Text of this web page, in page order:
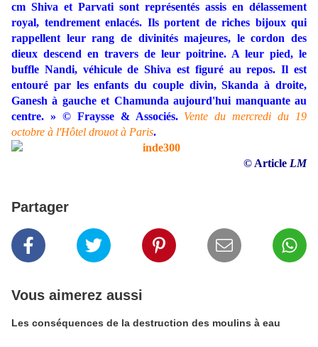
cm Shiva et Parvati sont représentés assis en délassement
royal, tendrement enlacés. Ils portent de riches bijoux qui
rappellent leur rang de divinités majeures, le cordon des
dieux descend en travers de leur poitrine. A leur pied, le
buffle Nandi, véhicule de Shiva est figuré au repos. Il est
entouré par les enfants du couple divin, Skanda à droite,
Ganesh à gauche et Chamunda aujourd'hui manquante au
centre. » © Fraysse & Associés. Vente du mercredi du 19
octobre à l'Hôtel drouot à Paris.
© Article LM
Partager
Vous aimerez aussi
Les conséquences de la destruction des moulins à eau